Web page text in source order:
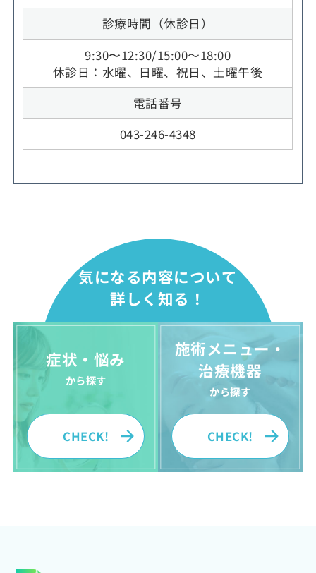
診療時間（休診日）
9:30〜12:30/15:00～18:00
休診日：水曜、日曜、祝日、土曜午後
電話番号
043-246-4348
気になる内容について
詳しく知る！
症状・悩み
から探す
CHECK!
施術メニュー・
治療機器
から探す
CHECK!